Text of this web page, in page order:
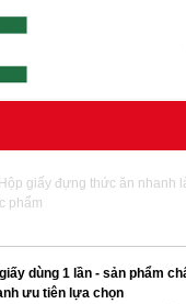
Hộp giấy đựng thức ăn nhanh
phẩm
dùng 1 lần - sản phẩm
ưu tiên lựa chọn